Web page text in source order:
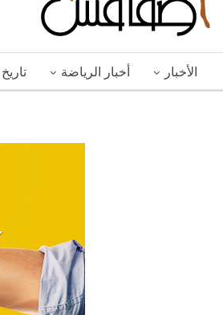
الأخبار أخبار الرياضة